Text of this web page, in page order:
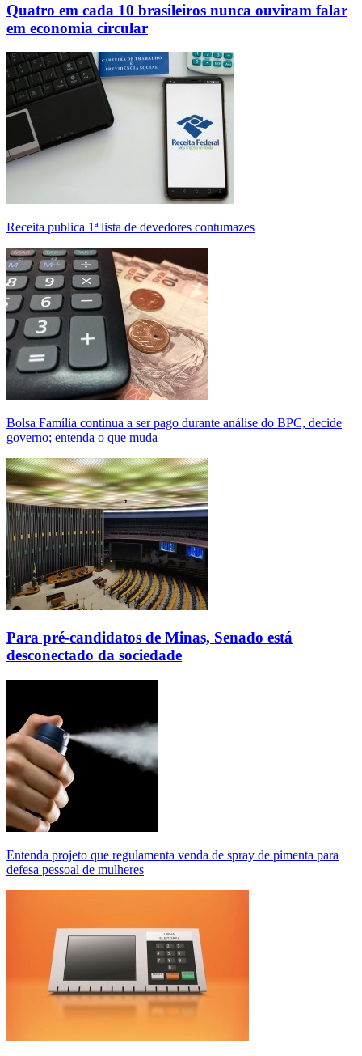
Quatro em cada 10 brasileiros nunca ouviram falar
em economia circular
Receita publica 1ª lista de devedores contumazes
Bolsa Família continua a ser pago durante análise do BPC, decide
governo; entenda o que muda
Para pré-candidatos de Minas, Senado está
desconectado da sociedade
Entenda projeto que regulamenta venda de spray de pimenta para
defesa pessoal de mulheres